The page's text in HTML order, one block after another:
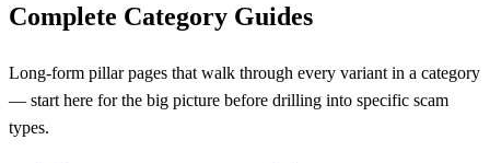
Complete Category Guides
Long-form pillar pages that walk through every variant in a category
— start here for the big picture before drilling into specific scam
types.